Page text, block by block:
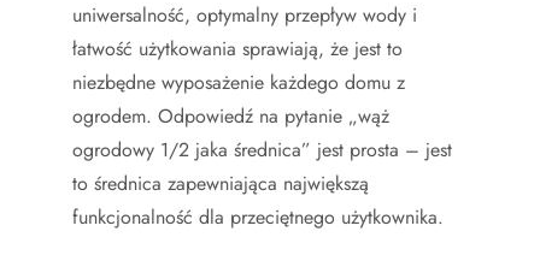
uniwersalność, optymalny przepływ wody i
łatwość użytkowania sprawiają, że jest to
niezbędne wyposażenie każdego domu z
ogrodem. Odpowiedź na pytanie „wąż
ogrodowy 1/2 jaka średnica” jest prosta – jest
to średnica zapewniająca największą
funkcjonalność dla przeciętnego użytkownika.